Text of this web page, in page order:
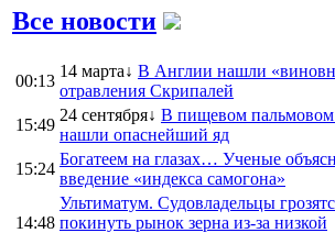
Все новости
00:13
14 марта↓ В Англии нашли
отравления Скрипалей
15:49
24 сентября↓ В пищевом пальмовом
нашли опаснейший яд
15:24
Богатеем на глазах… Ученые
введение «индекса самогона»
14:48
Ультиматум. Судовладельцы
покинуть рынок зерна из-за низкой